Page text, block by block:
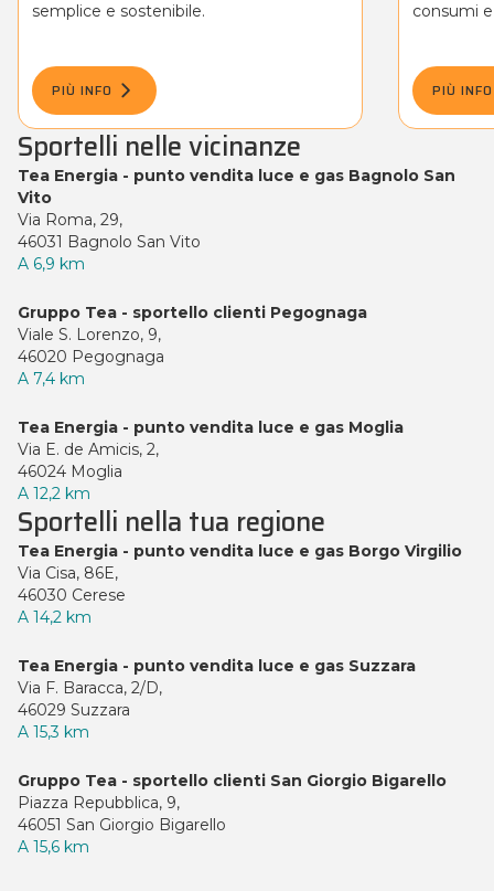
semplice e sostenibile.
PIÙ INFO
consumi
PIÙ INFO
Sportelli nelle vicinanze
Tea Energia - punto vendita luce e gas Bagnolo San
Vito
Via Roma, 29,
46031 Bagnolo San Vito
A 6,9 km
Gruppo Tea - sportello clienti Pegognaga
Viale S. Lorenzo, 9,
46020 Pegognaga
A 7,4 km
Tea Energia - punto vendita luce e gas Moglia
Via E. de Amicis, 2,
46024 Moglia
A 12,2 km
Sportelli nella tua regione
Tea Energia - punto vendita luce e gas Borgo Virgilio
Via Cisa, 86E,
46030 Cerese
A 14,2 km
Tea Energia - punto vendita luce e gas Suzzara
Via F. Baracca, 2/D,
46029 Suzzara
A 15,3 km
Gruppo Tea - sportello clienti San Giorgio Bigarello
Piazza Repubblica, 9,
46051 San Giorgio Bigarello
A 15,6 km